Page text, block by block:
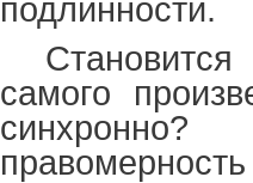
подлинности.
самого